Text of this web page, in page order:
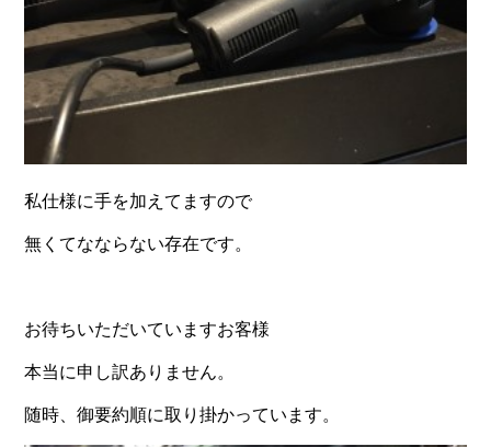
私仕様に手を加えてますので
無くてなならない存在です。
お待ちいただいていますお客様
本当に申し訳ありません。
随時、御要約順に取り掛かっています。